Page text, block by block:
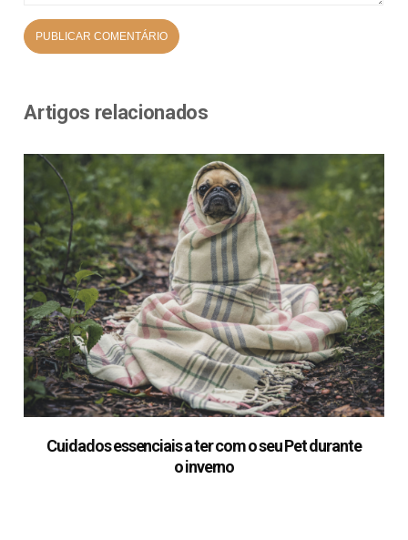
Artigos relacionados
Cuidados essenciais a ter com o seu Pet durante
o inverno